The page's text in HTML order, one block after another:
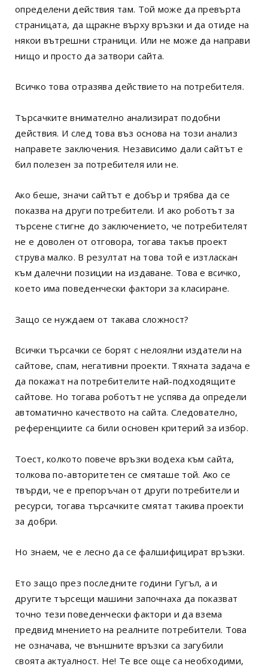
определени действия там. Той може да превърта
страницата, да щракне върху връзки и да отиде на
някои вътрешни страници. Или не може да направи
нищо и просто да затвори сайта.
Всичко това отразява действието на потребителя.
Търсачките внимателно анализират подобни
действия. И след това въз основа на този анализ
направете заключения. Независимо дали сайтът е
бил полезен за потребителя или не.
Ако беше, значи сайтът е добър и трябва да се
показва на други потребители. И ако роботът за
търсене стигне до заключението, че потребителят
не е доволен от отговора, тогава такъв проект
струва малко. В резултат на това той е изтласкан
към далечни позиции на издаване. Това е всичко,
което има поведенчески фактори за класиране.
Защо се нуждаем от такава сложност?
Всички търсачки се борят с нелоялни издатели на
сайтове, спам, негативни проекти. Тяхната задача е
да покажат на потребителите най-подходящите
сайтове. Но тогава роботът не успява да определи
автоматично качеството на сайта. Следователно,
референциите са били основен критерий за избор.
Тоест, колкото повече връзки водеха към сайта,
толкова по-авторитетен се смяташе той. Ако се
твърди, че е препоръчан от други потребители и
ресурси, тогава търсачките смятат такива проекти
за добри.
Но знаем, че е лесно да се фалшифицират връзки.
Ето защо през последните години Гугъл, а и
другите търсещи машини започнаха да показват
точно тези поведенчески фактори и да взема
предвид мнението на реалните потребители. Това
не означава, че външните връзки са загубили
своята актуалност. Не! Те все още са необходими,